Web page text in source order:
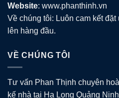
Website: www.phanthinh.vn
Về chúng tôi: Luôn cam kết
lên hàng đầu.
VỀ CHÚNG TÔI
Tư vấn Phan Thịnh chuyên
kế nhà tại Hạ Long Quảng